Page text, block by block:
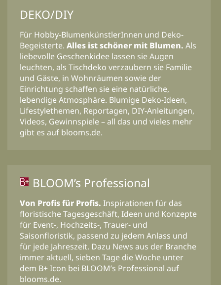
DEKO/DIY
Für Hobby-BlumenkünstlerInnen und Deko-
Begeisterte. Alles ist schöner mit Blumen. Als
liebevolle Geschenkidee lassen sie Augen
leuchten, als Tischdeko verzaubern sie Familie
und Gäste, in Wohnräumen sowie der
Einrichtung schaffen sie eine natürliche,
lebendige Atmosphäre. Blumige Deko-Ideen,
Lifestylethemen, Reportagen, DIY-Anleitungen,
Videos, Gewinnspiele – all das und vieles mehr
gibt es auf blooms.de.
BLOOM’s Professional
Von Profis für Profis. Inspirationen für das
floristische Tagesgeschäft, Ideen und Konzepte
für Event-, Hochzeits-, Trauer- und
Saisonfloristik, passend zu jedem Anlass und
für jede Jahreszeit. Dazu News aus der Branche
immer aktuell, sieben Tage die Woche unter
dem B+ Icon bei BLOOM’s Professional auf
blooms.de.